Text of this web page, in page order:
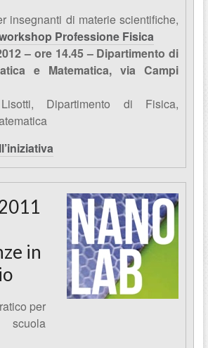
insegnanti di materie scientifiche,
Professione Fisica
– ore 14.45 – Dipartimento di
e Matematica, via Campi
Dipartimento di Fisica,
in
per